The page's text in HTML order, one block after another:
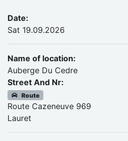
Date:
Sat 19.09.2026
Name of location:
Auberge Du Cedre
Street And Nr:
Route
Route Cazeneuve 969
Lauret